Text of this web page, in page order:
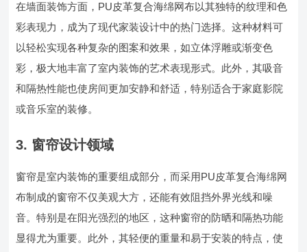
在墙面装饰方面，PU皮革复合海绵网布以其独特的纹理和色
彩表现力，成为了现代家装设计中的热门选择。这种材料可
以轻松实现各种复杂的图案和效果，如立体浮雕或渐变色
彩，极大地丰富了室内装饰的艺术表现形式。此外，其吸音
和隔热性能也使房间更加安静和舒适，特别适合于家庭影院
或音乐室的装修。
3. 窗帘设计领域
窗帘是室内装饰的重要组成部分，而采用PU皮革复合海绵网
布制成的窗帘不仅美观大方，还能有效阻挡外界光线和噪
音。特别是在阳光强烈的地区，这种窗帘的防晒和隔热功能
显得尤为重要。此外，其轻便的重量和易于安装的特点，使